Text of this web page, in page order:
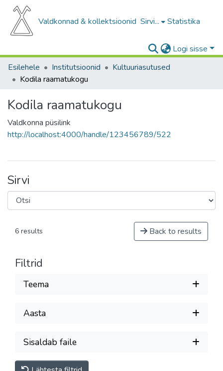
Valdkonnad & kollektsioonid Sirvi... Statistika
Logi sisse
Esilehele
Institutsioonid
Kultuuriasutused
Kodila raamatukogu
Kodila raamatukogu
Valdkonna püsilink
http://localhost:4000/handle/123456789/522
Sirvi
6 results Back to results
Filtrid
Teema
Aasta
Sisaldab faile